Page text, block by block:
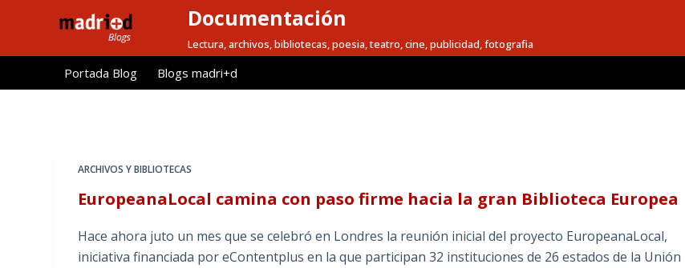
l
Documentación
Lectura, archivos, bibliotecas, poesia, teatro, cine, publicidad, fotografia
Portada Blog Blogs madri+d
ARCHIVOS Y BIBLIOTECAS
EuropeanaLocal camina con paso firme hacia la gran Biblioteca Europea
Hace ahora juto un mes que se celebró en Londres la reunión inicial del proyecto EuropeanaLocal,
iniciativa financiada por eContentplus en la que participan 32 instituciones de 26 estados de la Unión